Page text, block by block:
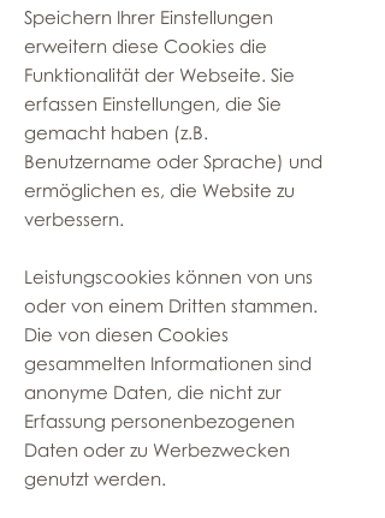
Speichern Ihrer Einstellungen
erweitern diese Cookies die
Funktionalität der Webseite. Sie
erfassen Einstellungen, die Sie
gemacht haben (z.B.
Benutzername oder Sprache) und
ermöglichen es, die Website zu
verbessern.
Leistungscookies können von uns
oder von einem Dritten stammen.
Die von diesen Cookies
gesammelten Informationen sind
anonyme Daten, die nicht zur
Erfassung personenbezogenen
Daten oder zu Werbezwecken
genutzt werden.